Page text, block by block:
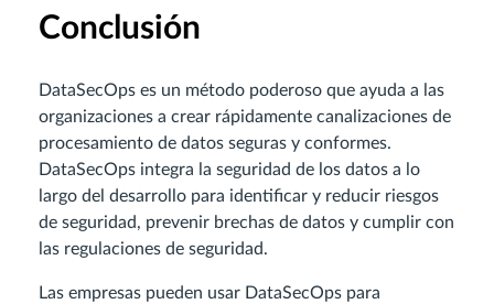
Conclusión
DataSecOps es un método poderoso que ayuda a las
organizaciones a crear rápidamente canalizaciones de
procesamiento de datos seguras y conformes.
DataSecOps integra la seguridad de los datos a lo
largo del desarrollo para identificar y reducir riesgos
de seguridad, prevenir brechas de datos y cumplir con
las regulaciones de seguridad.
Las empresas pueden usar DataSecOps para